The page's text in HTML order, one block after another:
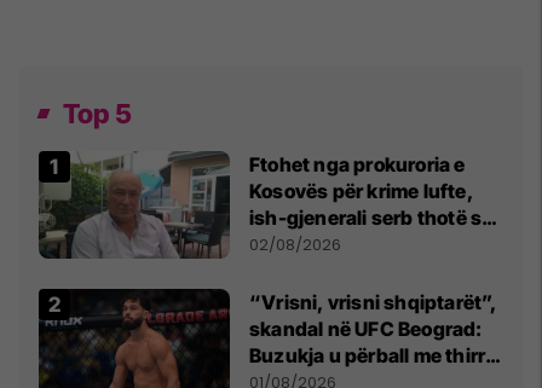
Top 5
Ftohet nga prokuroria e
Kosovës për krime lufte,
ish-gjenerali serb thotë se
dikush e tradhtoi në
02/08/2026
“Vrisni, vrisni shqiptarët”,
skandal në UFC Beograd:
Buzukja u përball me thirrje
anti-shqiptare nga
01/08/2026